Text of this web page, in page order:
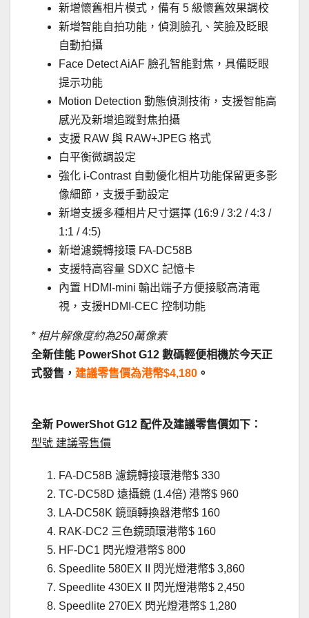
新增懷舊相片模式，備有 5 級懷舊效果調校
新增智能自拍功能，偵測臉孔、笑臉及眨眼
自動拍攝
Face Detect AiAF 臉孔智能對焦，具備眨眼
提示功能
Motion Detection 動態偵測技術，支援智能高
感光及新增追蹤對焦拍攝
支援 RAW 與 RAW+JPEG 格式
白平衡微調設定
強化 i-Contrast 自動優化相片功能保留更多影
像細節，支援手動設定
新增支援多種相片尺寸選擇 (16:9 / 3:2 / 4:3 /
1:1 / 4:5)
新增濾鏡轉接環 FA-DC58B
支援特高容量 SDXC 記憶卡
內置 HDMI-mini 輸出端子方便接駁高清電
視，支援HDMI-CEC 控制功能
* 相片解像度約為250萬像素
全新佳能 PowerShot G12 數碼輕便相機於今天正
式發售， 建議零售價為港幣$4,180 。
全新 PowerShot G12 配件及建議零售價如下：
型號 建議零售價
FA-DC58B 濾鏡轉接環港幣$ 330
TC-DC58D 遠攝鏡 (1.4倍) 港幣$ 960
LA-DC58K 鏡頭轉換器港幣$ 160
RAK-DC2 三色鏡頭環港幣$ 160
HF-DC1 閃光燈港幣$ 800
Speedlite 580EX II 閃光燈港幣$ 3,860
Speedlite 430EX II 閃光燈港幣$ 2,450
Speedlite 270EX 閃光燈港幣$ 1,280